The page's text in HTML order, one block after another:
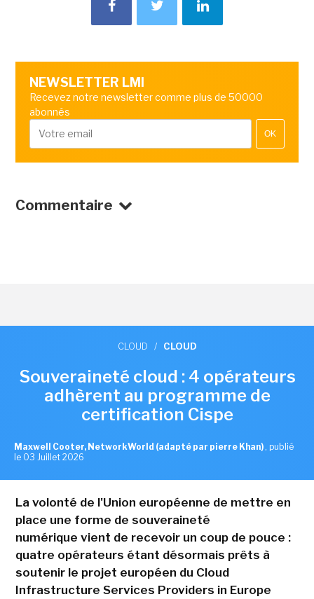
NEWSLETTER LMI
Recevez notre newsletter comme plus de 50000
abonnés
OK
Commentaire
CLOUD / CLOUD
Souveraineté cloud : 4 opérateurs
adhèrent au programme de
certification Cispe
Maxwell Cooter, NetworkWorld (adapté par pierre Khan) , publié
le 03 Juillet 2026
La volonté de l'Union européenne de mettre en
place une forme de souveraineté
numérique vient de recevoir un coup de pouce :
quatre opérateurs étant désormais prêts à
soutenir le projet européen du Cloud
Infrastructure Services Providers in Europe